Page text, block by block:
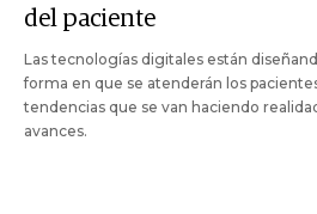
del paciente
Las tecnologías digitales están
forma en que se atenderán los
tendencias que se van haciendo
avances.